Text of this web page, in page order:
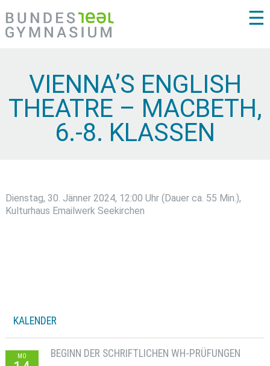
☰
VIENNA’S ENGLISH
THEATRE – MACBETH,
6.-8. KLASSEN
Dienstag, 30. Jänner 2024, 12:00 Uhr (Dauer ca. 55 Min.),
Kulturhaus Emailwerk Seekirchen
KALENDER
MO BEGINN DER SCHRIFTLICHEN WH-PRÜFUNGEN